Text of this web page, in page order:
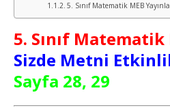
5. Sınıf Matematik MEB
5. Sınıf Matematik
Sizde Metni
Sayfa 28, 29